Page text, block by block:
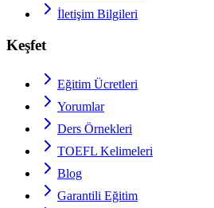
İletişim Bilgileri
Keşfet
Eğitim Ücretleri
Yorumlar
Ders Örnekleri
TOEFL Kelimeleri
Blog
Garantili Eğitim